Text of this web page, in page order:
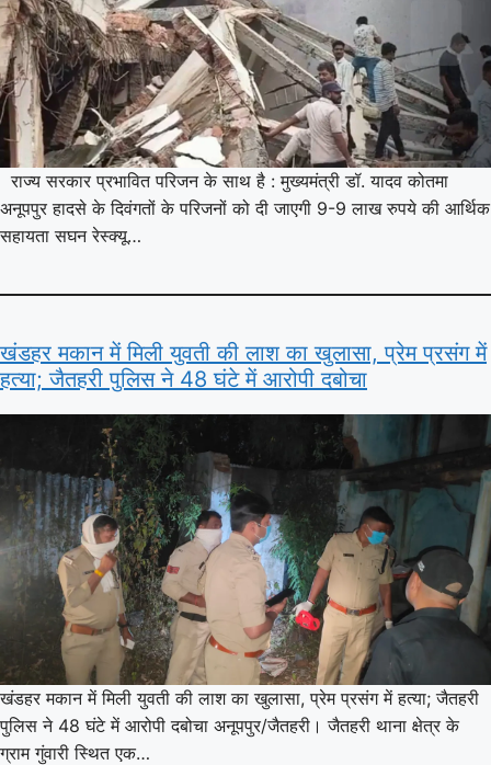
राज्य सरकार प्रभावित परिजन के साथ है : मुख्यमंत्री डॉ. यादव कोतमा
अनूपपुर हादसे के दिवंगतों के परिजनों को दी जाएगी 9-9 लाख रुपये की आर्थिक
सहायता सघन रेस्क्यू…
खंडहर मकान में मिली युवती की लाश का खुलासा, प्रेम प्रसंग में
हत्या; जैतहरी पुलिस ने 48 घंटे में आरोपी दबोचा
खंडहर मकान में मिली युवती की लाश का खुलासा, प्रेम प्रसंग में हत्या; जैतहरी
पुलिस ने 48 घंटे में आरोपी दबोचा अनूपपुर/जैतहरी। जैतहरी थाना क्षेत्र के
ग्राम गुंवारी स्थित एक…